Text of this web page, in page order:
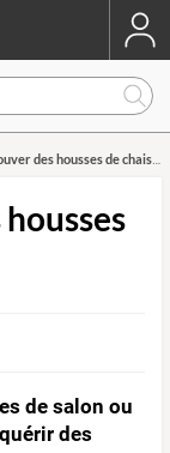
housses de chaises à bon prix ?
de salon ou
des